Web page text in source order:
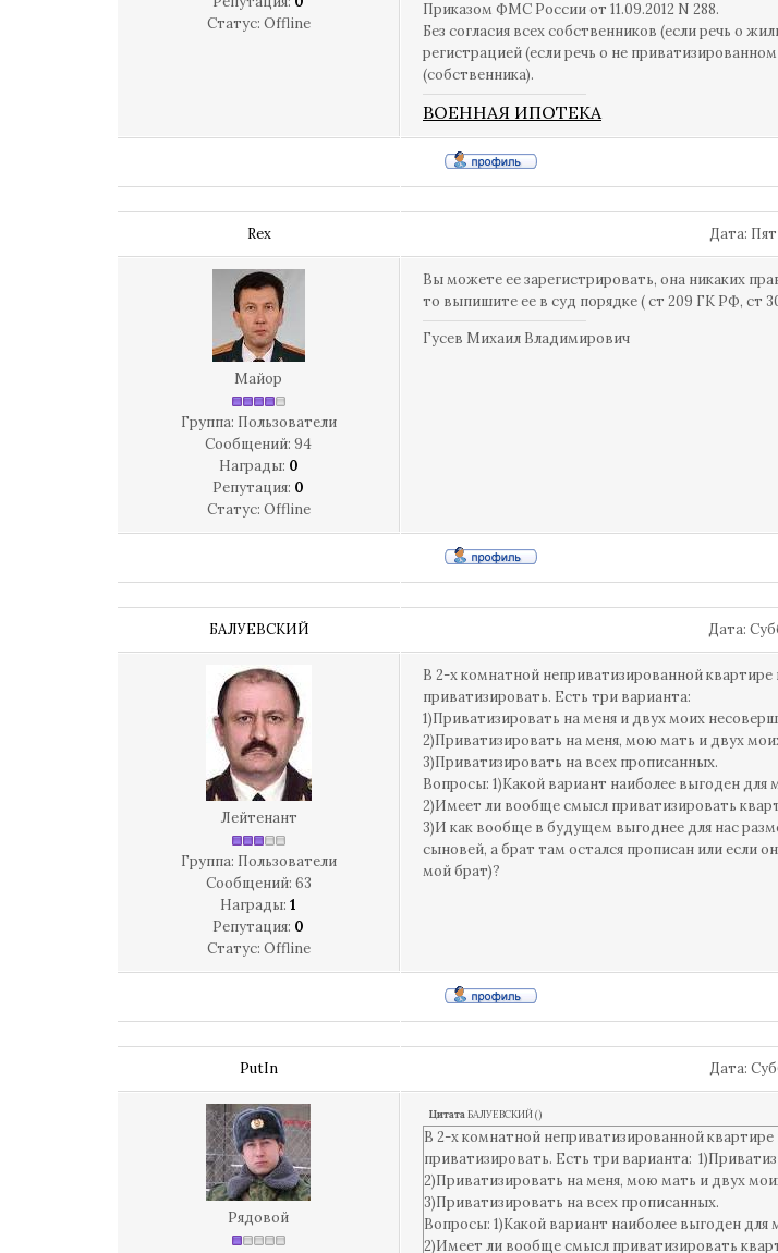
Статус: Offline
Приказом ФМС России от 11.09.2012 N 288.
Без согласия всех собственников (если речь о
регистрацией (если речь о не
(собственника).
ВОЕННАЯ ИПОТЕКА
Rex Дата:
Майор
Группа: Пользователи
Сообщений: 94
Награды: 0
Репутация: 0
Статус: Offline
Вы можете ее зарегистрировать, она никаких
то выпишите ее в суд порядке ( ст 209 ГК РФ, ст
Гусев Михаил Владимирович
БАЛУЕВСКИЙ Дата:
Лейтенант
Группа: Пользователи
Сообщений: 63
Награды: 1
Репутация: 0
Статус: Offline
В 2-х комнатной неприватизированной
приватизировать. Есть три варианта:
1)Приватизировать на меня и двух моих
2)Приватизировать на меня, мою мать и двух
3)Приватизировать на всех прописанных.
Вопросы: 1)Какой вариант наиболее выгоден для
2)Имеет ли вообще смысл приватизировать
3)И как вообще в будущем выгоднее для нас
сыновей, а брат там остался прописан или если
мой брат)?
PutIn Дата:
Рядовой
ЦитатаБАЛУЕВСКИЙ()
В 2-х комнатной неприватизированной
приватизировать. Есть три варианта:
2)Приватизировать на меня, мою мать и двух
3)Приватизировать на всех прописанных.
Вопросы: 1)Какой вариант наиболее выгоден для
2)Имеет ли вообще смысл приватизировать